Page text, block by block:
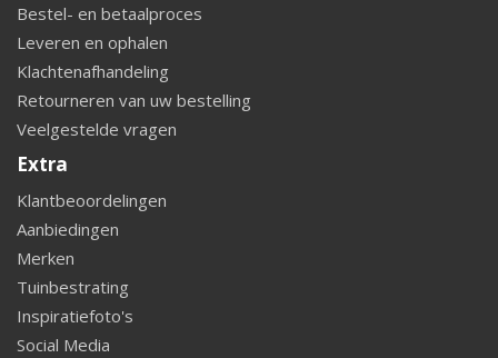
Bestel- en betaalproces
Leveren en ophalen
Klachtenafhandeling
Retourneren van uw bestelling
Veelgestelde vragen
Extra
Klantbeoordelingen
Aanbiedingen
Merken
Tuinbestrating
Inspiratiefoto's
Social Media